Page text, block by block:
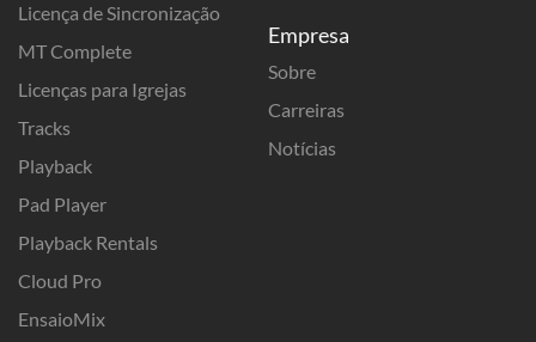
Licença de Sincronização
MT Complete
Licenças para Igrejas
Tracks
Playback
Pad Player
Playback Rentals
Cloud Pro
EnsaioMix
Empresa
Sobre
Carreiras
Notícias